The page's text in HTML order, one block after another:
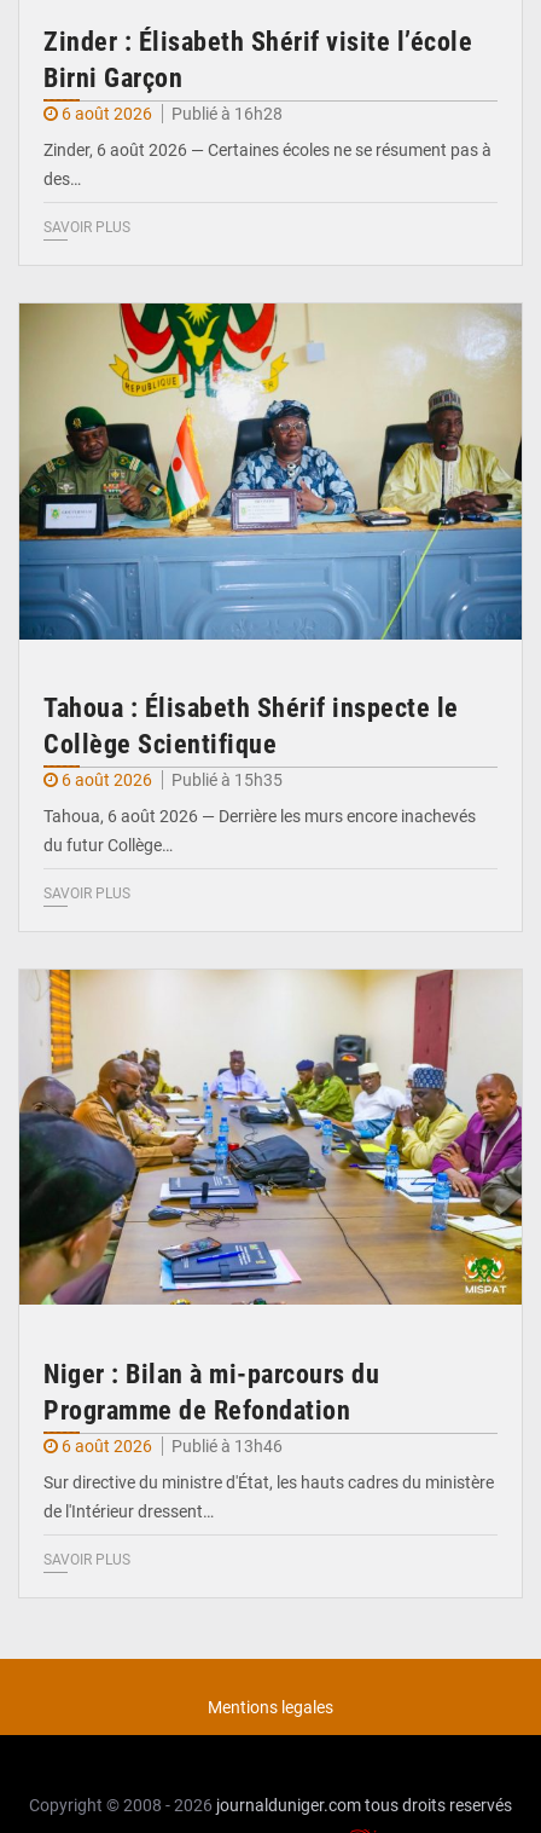
Zinder : Élisabeth Shérif visite l’école
Birni Garçon
6 août 2026
Publié à 16h28
Zinder, 6 août 2026 — Certaines écoles ne se résument pas à
des…
SAVOIR PLUS
Tahoua : Élisabeth Shérif inspecte le
Collège Scientifique
6 août 2026
Publié à 15h35
Tahoua, 6 août 2026 — Derrière les murs encore inachevés
du futur Collège…
SAVOIR PLUS
Niger : Bilan à mi-parcours du
Programme de Refondation
6 août 2026
Publié à 13h46
Sur directive du ministre d'État, les hauts cadres du ministère
de l'Intérieur dressent…
SAVOIR PLUS
Mentions legales
Copyright © 2008 - 2026 journalduniger.comtous droits reservés